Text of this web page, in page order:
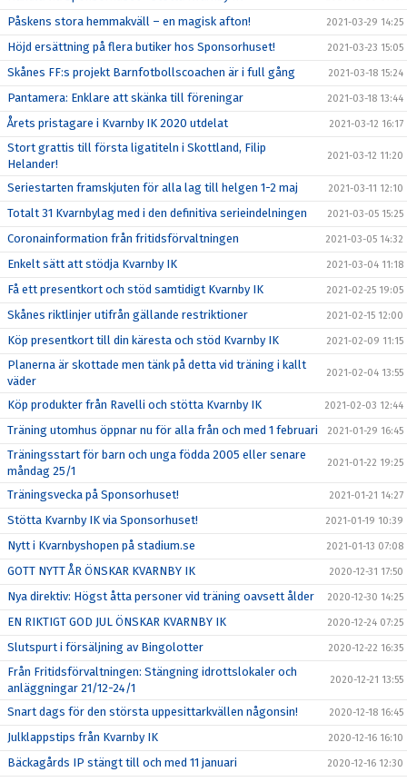
Påskens stora hemmakväll – en magisk afton! 2021-03-29 14:25
Höjd ersättning på flera butiker hos Sponsorhuset! 2021-03-23 15:05
Skånes FF:s projekt Barnfotbollscoachen är i full gång 2021-03-18 15:24
Pantamera: Enklare att skänka till föreningar 2021-03-18 13:44
Årets pristagare i Kvarnby IK 2020 utdelat 2021-03-12 16:17
Stort grattis till första ligatiteln i Skottland, Filip
Helander!
2021-03-12 11:20
Seriestarten framskjuten för alla lag till helgen 1-2 maj 2021-03-11 12:10
Totalt 31 Kvarnbylag med i den definitiva serieindelningen 2021-03-05 15:25
Coronainformation från fritidsförvaltningen 2021-03-05 14:32
Enkelt sätt att stödja Kvarnby IK 2021-03-04 11:18
Få ett presentkort och stöd samtidigt Kvarnby IK 2021-02-25 19:05
Skånes riktlinjer utifrån gällande restriktioner 2021-02-15 12:00
Köp presentkort till din käresta och stöd Kvarnby IK 2021-02-09 11:15
Planerna är skottade men tänk på detta vid träning i kallt
väder
2021-02-04 13:55
Köp produkter från Ravelli och stötta Kvarnby IK 2021-02-03 12:44
Träning utomhus öppnar nu för alla från och med 1 februari 2021-01-29 16:45
Träningsstart för barn och unga födda 2005 eller senare
måndag 25/1
2021-01-22 19:25
Träningsvecka på Sponsorhuset! 2021-01-21 14:27
Stötta Kvarnby IK via Sponsorhuset! 2021-01-19 10:39
Nytt i Kvarnbyshopen på stadium.se 2021-01-13 07:08
GOTT NYTT ÅR ÖNSKAR KVARNBY IK 2020-12-31 17:50
Nya direktiv: Högst åtta personer vid träning oavsett ålder 2020-12-30 14:25
EN RIKTIGT GOD JUL ÖNSKAR KVARNBY IK 2020-12-24 07:25
Slutspurt i försäljning av Bingolotter 2020-12-22 16:35
Från Fritidsförvaltningen: Stängning idrottslokaler och
anläggningar 21/12-24/1
2020-12-21 13:55
Snart dags för den största uppesittarkvällen någonsin! 2020-12-18 16:45
Julklappstips från Kvarnby IK 2020-12-16 16:10
Bäckagårds IP stängt till och med 11 januari 2020-12-16 12:30